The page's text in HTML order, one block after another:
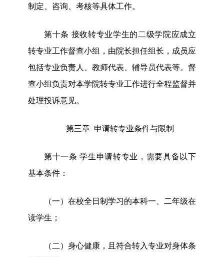
制定、咨询、考核等具体工作。
第十条 接收转专业学生的二级学院应成立
转专业工作督查小组，由院长担任组长，成员应
包括专业负责人、教师代表、辅导员代表等。督
查小组负责对本学院转专业工作进行全程监督并
处理投诉意见。
第三章 申请转专业条件与限制
第十一条 学生申请转专业，需要具备以下
基本条件：
（一） 在校全日制学习的本科一、二年级在
读学生 ；
（二）身心健康，且符合转入专业对身体条